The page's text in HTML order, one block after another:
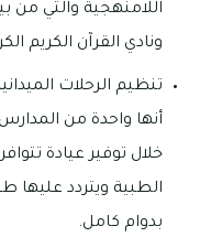
اللامنهجية والتي من
ونادي القرآن الكريم
تنظيم الرحلات
أنها واحدة من
خلال توفير عيادة
الطبية ويتردد
بدوام كامل.